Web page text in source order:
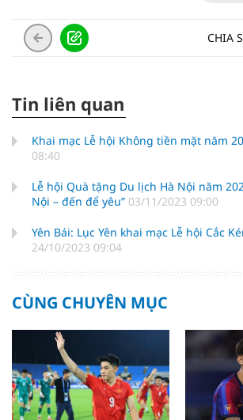
CHIA
Tin liên quan
Khai mạc Lễ hội Không tiền mặt năm
08:40
Lễ hội Quà tặng Du lịch Hà Nội năm
Nội – đến để yêu” 03/11/2023 09:00
Yên Bái: Lục Yên khai mạc Lễ hội Cắc
24/10/2023 09:04
CÙNG CHUYÊN MỤC